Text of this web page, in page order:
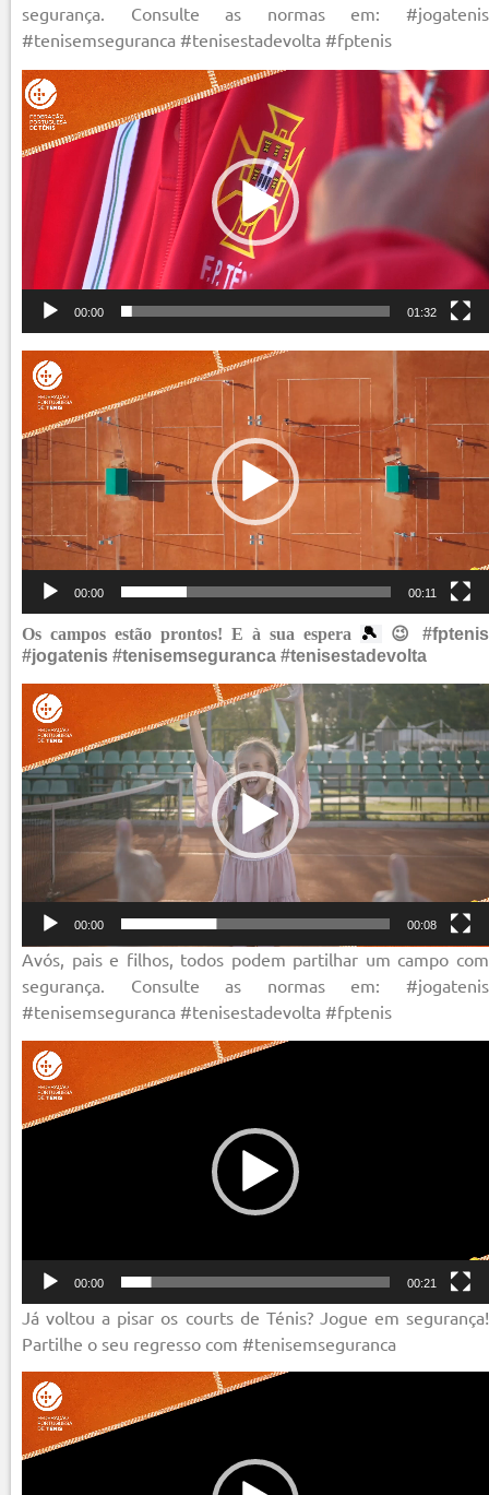
segurança. Consulte as normas em: #jogatenis
#tenisemseguranca #tenisestadevolta #fptenis
Reprodutor
de
vídeo
00:00 01:32
Reprodutor
de
vídeo
00:00 00:11
Os campos estão prontos! E à sua espera 🎾 😉
#fptenis
#jogatenis #tenisemseguranca #tenisestadevolta
Reprodutor
de
vídeo
00:00 00:08
Avós, pais e filhos, todos podem partilhar um campo com
segurança. Consulte as normas em: #jogatenis
#tenisemseguranca #tenisestadevolta #fptenis
Reprodutor
de
vídeo
00:00 00:21
Já voltou a pisar os courts de Ténis? Jogue em segurança!
Partilhe o seu regresso com #tenisemseguranca
Reprodutor
de
vídeo